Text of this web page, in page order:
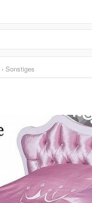
› Sonstiges